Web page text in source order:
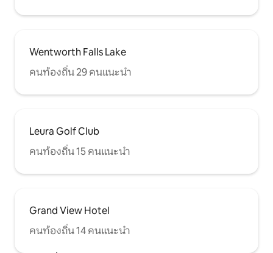
Wentworth Falls Lake
คนท้องถิ่น 29 คนแนะนำ
Leura Golf Club
คนท้องถิ่น 15 คนแนะนำ
Grand View Hotel
คนท้องถิ่น 14 คนแนะนำ